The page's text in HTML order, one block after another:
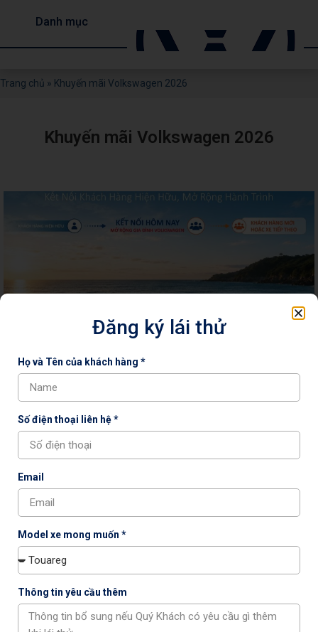
Danh mục
Trang chủ » Khuyến mãi Volkswagen 2026
Khuyến mãi Volkswagen 2026
Volkswagen Việt Nam đồng loạt triển khai ưu
đãi và chương trình hậu mãi tháng 6/2026
Volkswagen Việt Nam triển khai đồng loạt chương trình
hậu mãi, ưu đãi mua xe, Connect To All và chia sẻ thông tin
về khả năng tương thích nhiên liệu E10 trên các dòng xe
chính hãng.
Đăng ký lái thử
Họ và Tên của khách hàng *
Số điện thoại liên hệ *
Email
Model xe mong muốn *
Thông tin yêu cầu thêm